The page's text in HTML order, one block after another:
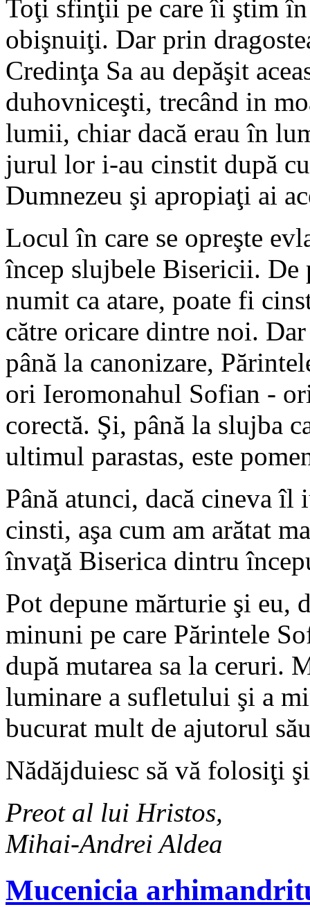
Toţi sfinţii pe care îi ştim
obişnuiţi. Dar prin
Credinţa Sa au depăşit
duhovniceşti, trecând in
lumii, chiar dacă erau în
jurul lor i-au cinstit după
Dumnezeu şi apropiaţi ai
Locul în care se opreşte
încep slujbele Bisericii.
numit ca atare, poate fi
către oricare dintre noi.
până la canonizare,
ori Ieromonahul Sofian -
corectă. Şi, până la slujba
ultimul parastas, este
Până atunci, dacă cineva
cinsti, aşa cum am arătat
învaţă Biserica dintru
Pot depune mărturie şi eu,
minuni pe care Părintele
după mutarea sa la ceruri.
luminare a sufletului şi a
bucurat mult de ajutorul
Nădăjduiesc să vă folosiţi
Preot al lui Hristos,
Mihai-Andrei Aldea
Mucenicia